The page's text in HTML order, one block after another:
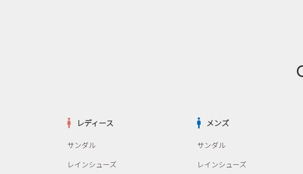
レディース
サンダル
レインシューズ
メンズ
サンダル
レインシューズ